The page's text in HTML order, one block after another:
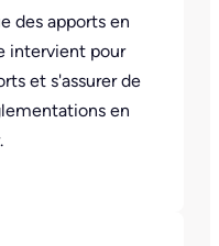
des apports en
intervient pour
et s'assurer de
en